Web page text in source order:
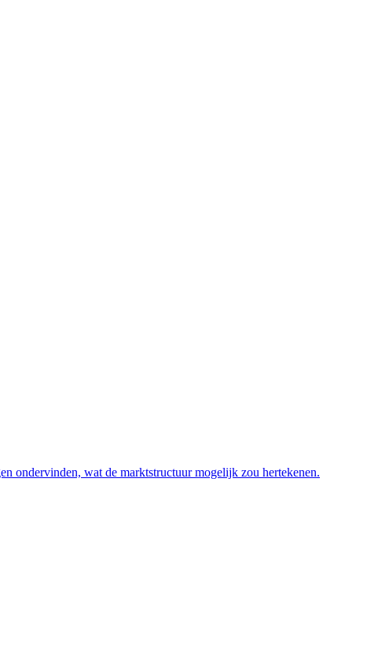
ondervinden, wat de marktstructuur mogelijk zou hertekenen.